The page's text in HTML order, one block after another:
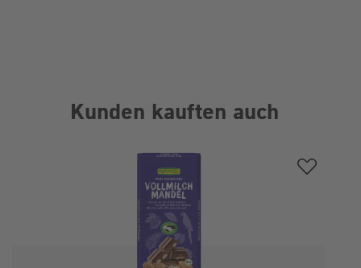
Kunden kauften auch